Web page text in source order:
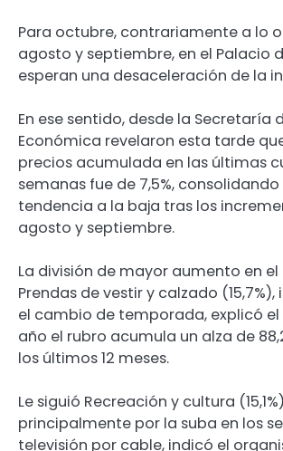
Para octubre, contrariamente a lo
agosto y septiembre, en el Palacio
esperan una desaceleración de la
En ese sentido, desde la Secretaría
Económica revelaron esta tarde
precios acumulada en las últimas
semanas fue de 7,5%,
tendencia a la baja tras los
agosto y septiembre.
La división de mayor aumento en el
Prendas de vestir y calzado
el cambio de temporada, explicó el
año el rubro acumula un alza de
los últimos 12 meses.
Le siguió Recreación y cultura
principalmente por la suba en los
televisión por cable, indicó el